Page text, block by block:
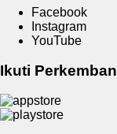
Facebook
Instagram
YouTube
Ikuti